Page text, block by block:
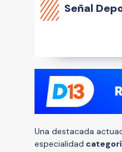
Señal
Una destacada
especialidad